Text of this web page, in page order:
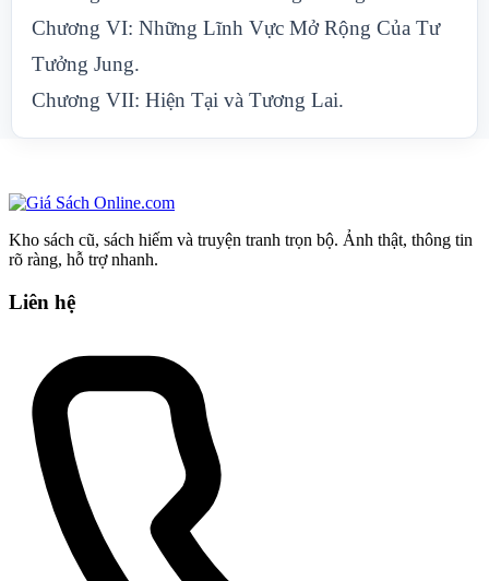
Chương VI: Những Lĩnh Vực Mở Rộng Của Tư
Tưởng Jung.
Chương VII: Hiện Tại và Tương Lai.
Kho sách cũ, sách hiếm và truyện tranh trọn bộ. Ảnh thật, thông tin
rõ ràng, hỗ trợ nhanh.
Liên hệ